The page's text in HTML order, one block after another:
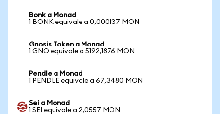
Bonk a Monad
1 BONK equivale a 0,000137 MON
Gnosis Token a Monad
1 GNO equivale a 5192,1876 MON
Pendle a Monad
1 PENDLE equivale a 67,3480 MON
Sei a Monad
1 SEI equivale a 2,0557 MON